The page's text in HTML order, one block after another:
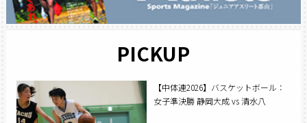
PICKUP
【中体連2026】バスケットボール：
女子準決勝 静岡大成 vs 清水八